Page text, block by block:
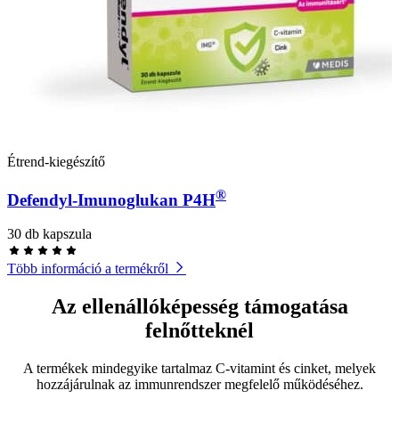
Étrend-kiegészítő
Defendyl-Imunoglukan P4H®
30 db kapszula
Több információ a termékről
Az ellenállóképesség támogatása
felnőtteknél
A termékek mindegyike tartalmaz C-vitamint és cinket, melyek
hozzájárulnak az immunrendszer megfelelő működéséhez.